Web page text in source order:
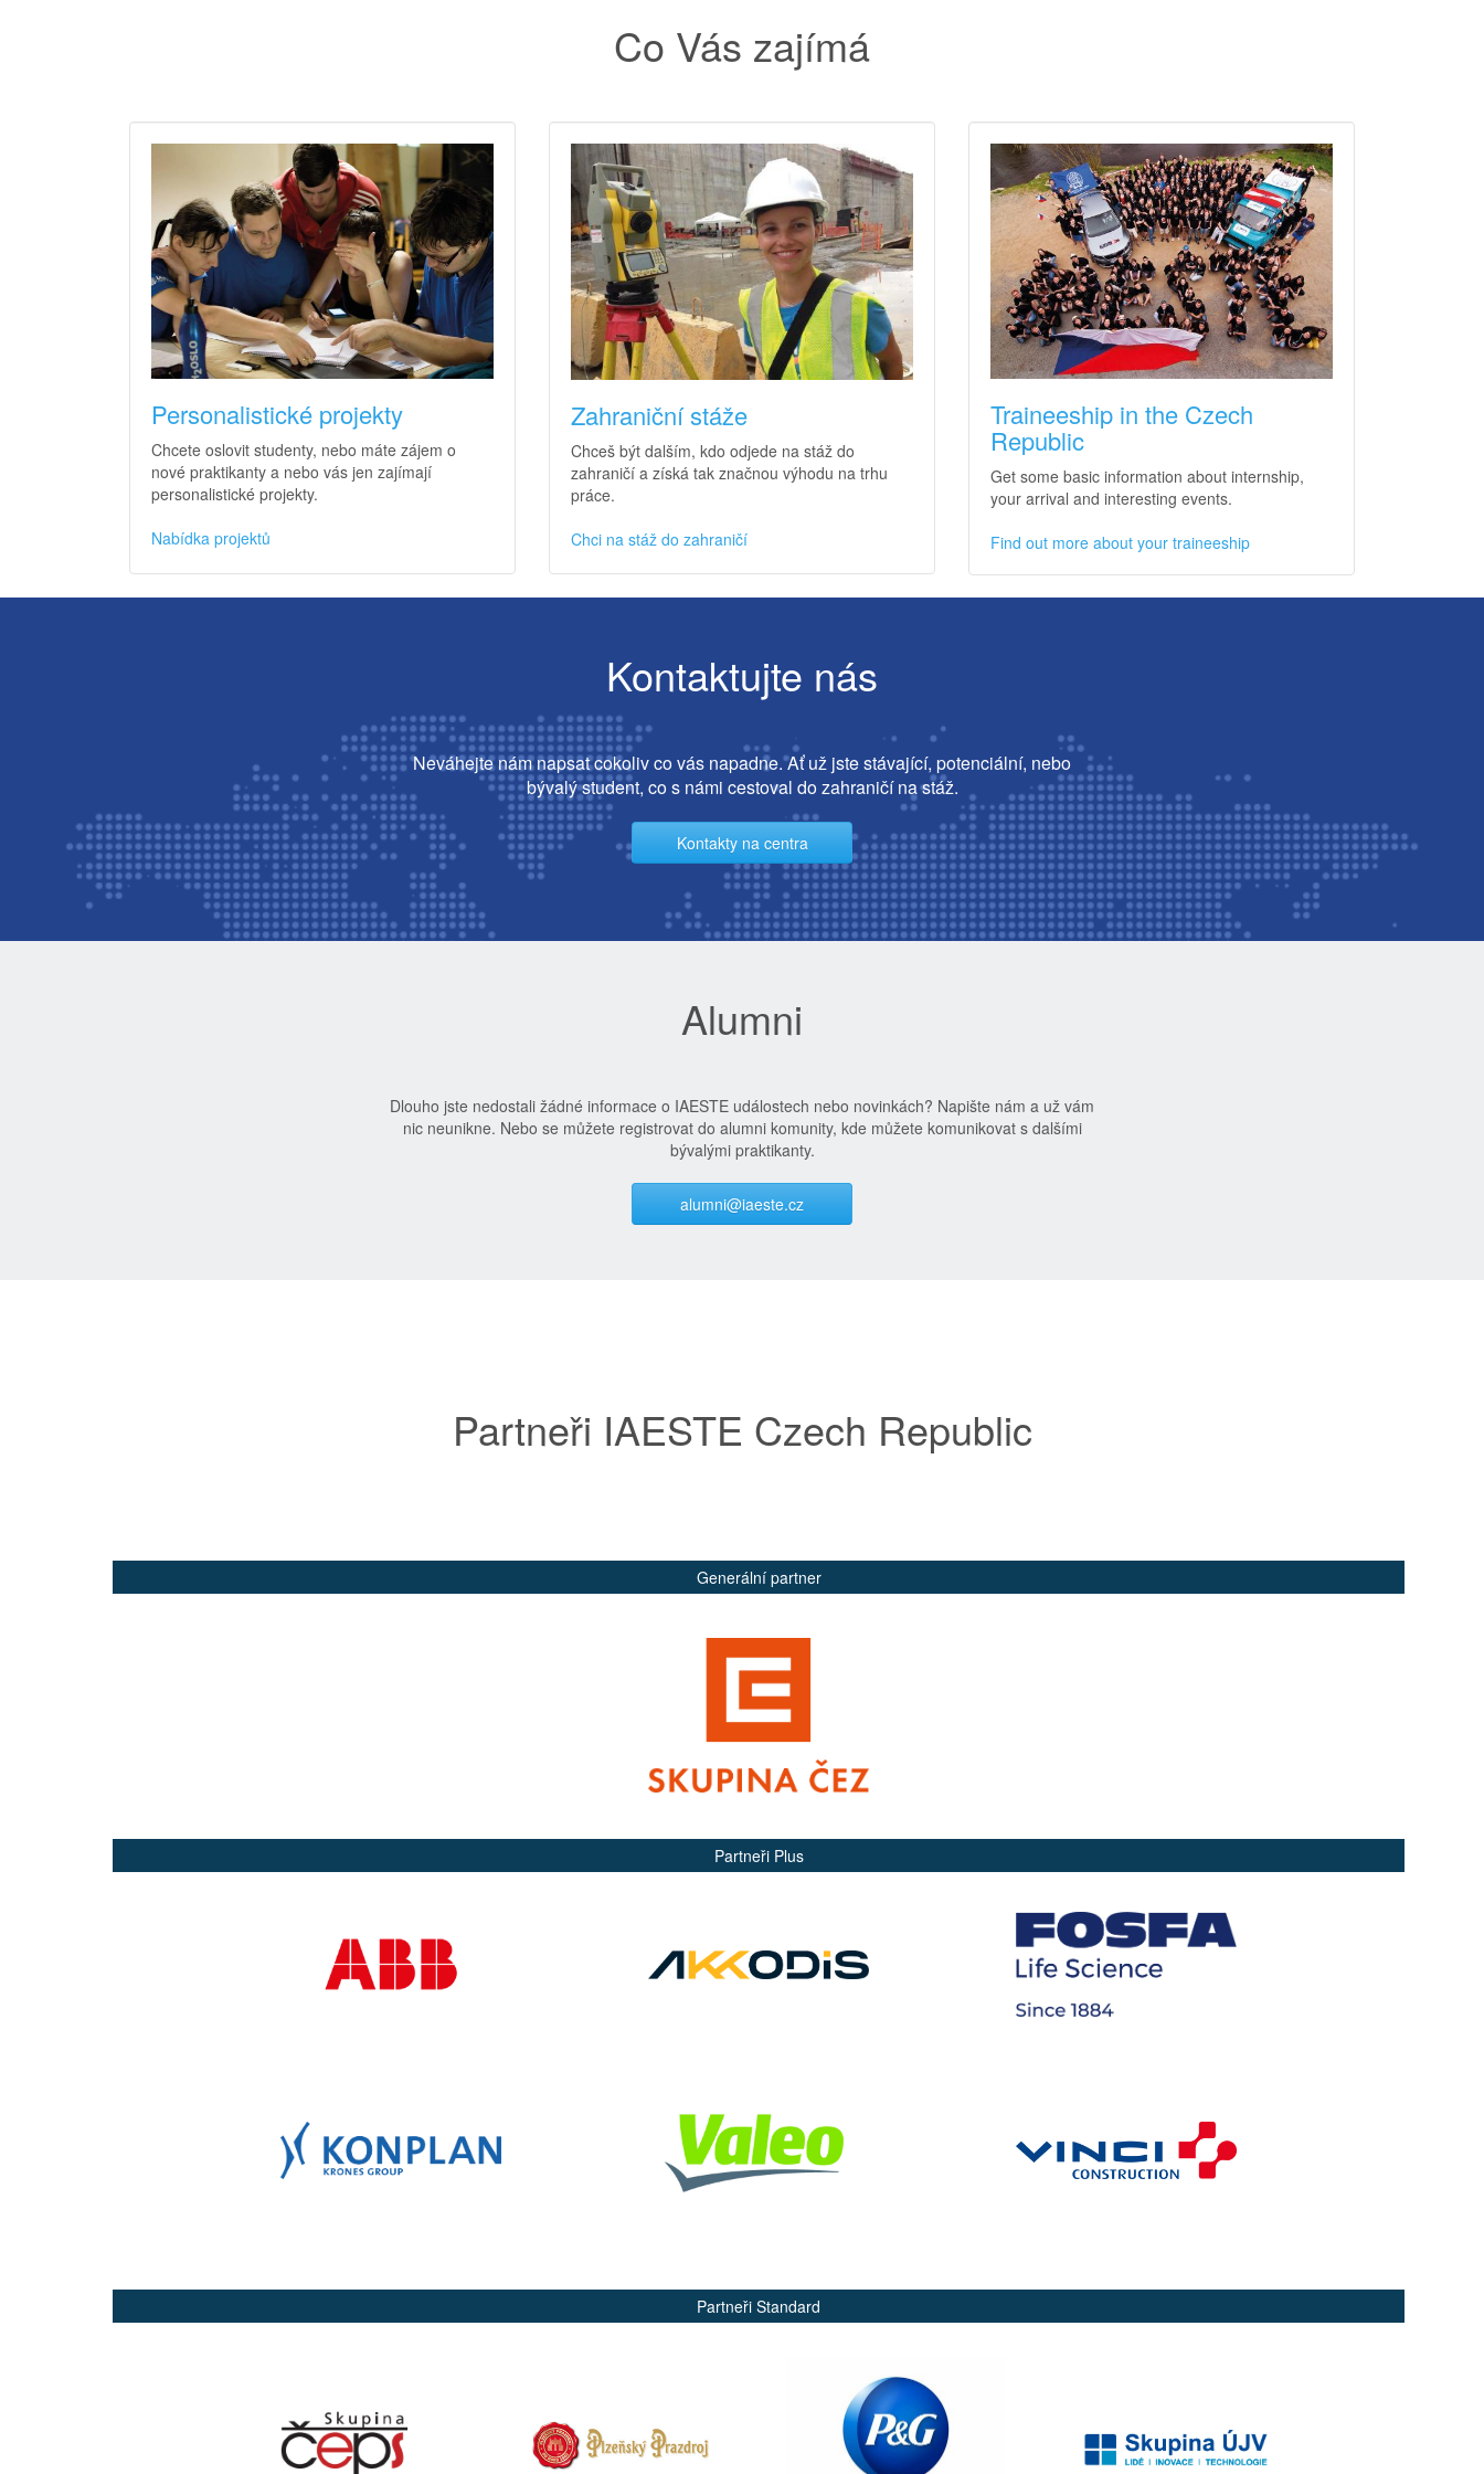
Co Vás zajímá
Personalistické projekty
Chcete oslovit studenty, nebo máte zájem o
nové praktikanty a nebo vás jen zajímají
personalistické projekty.
Nabídka projektů
Zahraniční stáže
Chceš být dalším, kdo odjede na stáž do
zahraničí a získá tak značnou výhodu na trhu
práce.
Chci na stáž do zahraničí
Traineeship in the Czech
Republic
Get some basic information about internship,
your arrival and interesting events.
Find out more about your traineeship
Kontaktujte nás
Neváhejte nám napsat cokoliv co vás napadne. Ať už jste stávající, potenciální, nebo
bývalý student, co s námi cestoval do zahraničí na stáž.
Kontakty na centra
Alumni
Dlouho jste nedostali žádné informace o IAESTE událostech nebo novinkách? Napište nám a už vám
nic neunikne. Nebo se můžete registrovat do alumni komunity, kde můžete komunikovat s dalšími
bývalými praktikanty.
alumni@iaeste.cz
Partneři IAESTE Czech Republic
Generální partner
Partneři Plus
Partneři Standard